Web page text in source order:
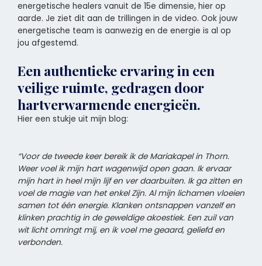
energetische healers vanuit de 15e dimensie, hier op
aarde. Je ziet dit aan de trillingen in de video. Ook jouw
energetische team is aanwezig en de energie is al op
jou afgestemd.
Een authentieke ervaring in een
veilige ruimte, gedragen door
hartverwarmende energieën.
Hier een stukje uit mijn blog:
“Voor de tweede keer bereik ik de Mariakapel in Thorn.
Weer voel ik mijn hart wagenwijd open gaan. Ik ervaar
mijn hart in heel mijn lijf en ver daarbuiten. Ik ga zitten en
voel de magie van het enkel Zijn. Al mijn lichamen vloeien
samen tot één energie. Klanken ontsnappen vanzelf en
klinken prachtig in de geweldige akoestiek. Een zuil van
wit licht omringt mij, en ik voel me geaard, geliefd en
verbonden.